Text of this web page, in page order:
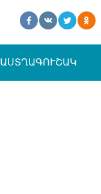
ԱՍՏՂԱԳՈՒՇԱԿ